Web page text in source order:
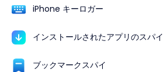
iPhone キーロガー
インストールされたアプリのスパイ
ブックマークスパイ